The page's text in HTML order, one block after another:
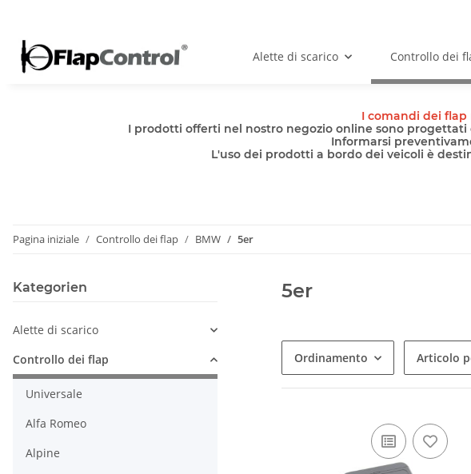
Alette di scarico Controllo dei
I comandi dei flap
I prodotti offerti nel nostro negozio online sono
Informarsi
L'uso dei prodotti a bordo dei veicoli è
Pagina iniziale Controllo dei flap BMW 5er
5er
Ordinamento Articolo
Kategorien
Alette di scarico
Controllo dei flap
Universale
Alfa Romeo
Alpine